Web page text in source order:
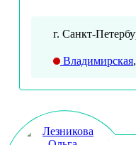
г. Санкт-
Владимирская,